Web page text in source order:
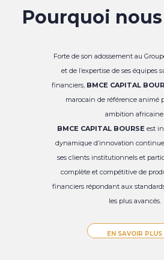
Pourquoi
Forte de son adossement au
et de l’expertise de ses équipes
financiers, BMCE CAPITAL
marocain de référence animé
ambition africaine.
BMCE CAPITAL BOURSEest
dynamique d’innovation
ses clients institutionnels et
complète et compétitive de
financiers répondant aux
les plus avancés.
EN SAVOIR PLUS